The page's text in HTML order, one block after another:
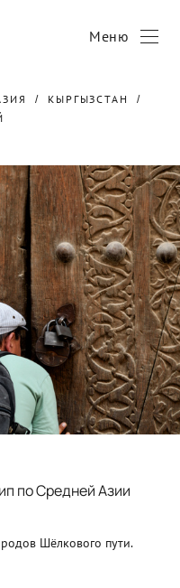
Меню
КЫРГЫЗСТАН
по Средней Азии
Шёлкового пути.